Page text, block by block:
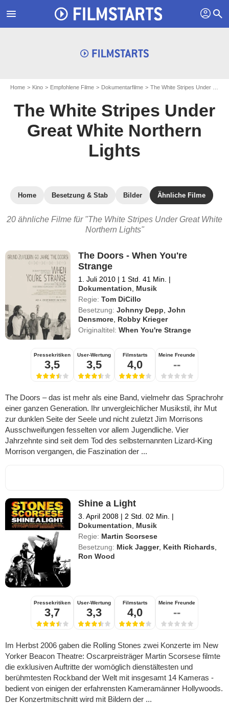
menu profil search
Home Kino Empfohlene Filme Dokumentarfilme The White Stripes Under Great White Northern Lights
The White Stripes Under
Great White Northern
Lights
Home Besetzung & Stab Bilder Ähnliche Filme
20 ähnliche Filme für "The White Stripes Under Great White
Northern Lights"
The Doors - When You're
Strange
1. Juli 2010 | 1 Std. 41 Min. |
Dokumentation
Musik
Regie: Tom DiCillo
Besetzung: Johnny Depp ,John
Densmore Robby Krieger
Originaltitel:When You're Strange
Pressekritiken
3,5
User-Wertung
3,5
Filmstarts
4,0
Meine Freunde
--
The Doors – das ist mehr als eine Band, vielmehr das Sprachrohr
einer ganzen Generation. Ihr unvergleichlicher Musikstil, ihr Mut
zur dunklen Seite der Seele und nicht zuletzt Jim Morrisons
Ausschweifungen fesselten vor allem Jugendliche. Vier
Jahrzehnte sind seit dem Tod des selbsternannten Lizard-King
Morrison vergangen, die Faszination der ...
Shine a Light
3. April 2008 | 2 Std. 02 Min. |
Dokumentation
Musik
Regie: Martin Scorsese
Besetzung: Mick Jagger, Keith Richards
Ron Wood
Pressekritiken
3,7
User-Wertung
3,3
Filmstarts
4,0
Meine Freunde
--
Im Herbst 2006 gaben die Rolling Stones zwei Konzerte im New
Yorker Beacon Theatre: Oscarpreisträger Martin Scorsese filmte
die exklusiven Auftritte der womöglich dienstältesten und
berühmtesten Rockband der Welt mit insgesamt 14 Kameras -
bedient von einigen der erfahrensten Kameramänner Hollywoods.
Der Konzertmitschnitt wird mit Bildern der ...